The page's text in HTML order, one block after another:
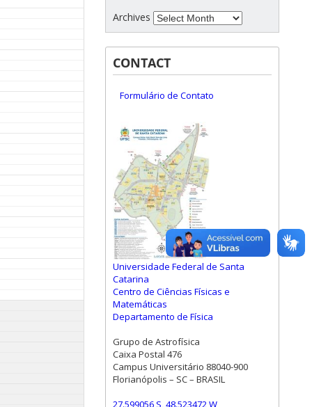
Archives
CONTACT
Formulário de Contato
Universidade Federal de Santa
Catarina
Centro de Ciências Físicas e
Matemáticas
Departamento de Física
Grupo de Astrofísica
Caixa Postal 476
Campus Universitário 88040-900
Florianópolis – SC – BRASIL
27.599056 S, 48.523472 W